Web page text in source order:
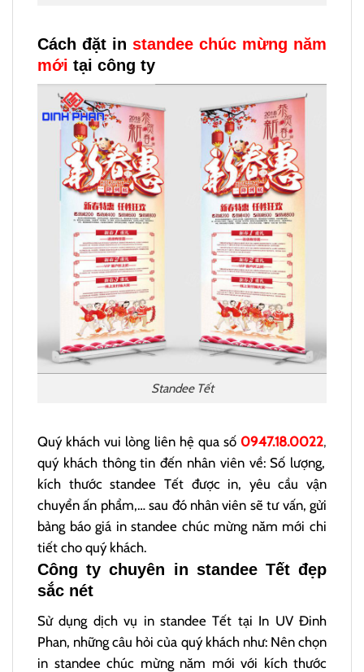
Cách đặt in standee chúc mừng năm
mới tại công ty
Standee Tết
Quý khách vui lòng liên hệ qua số 0947.18.0022,
quý khách thông tin đến nhân viên về: Số lượng,
kích thước standee Tết được in, yêu cầu vận
chuyển ấn phẩm,… sau đó nhân viên sẽ tư vấn, gửi
bảng báo giá in standee chúc mừng năm mới chi
tiết cho quý khách.
Công ty chuyên in standee Tết đẹp
sắc nét
Sử dụng dịch vụ in standee Tết tại In UV Đinh
Phan, những câu hỏi của quý khách như: Nên chọn
in standee chúc mừng năm mới với kích thước